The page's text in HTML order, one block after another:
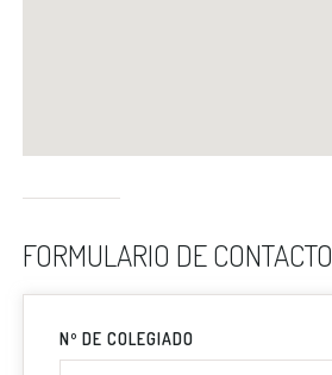
FORMULARIO DE CONTACTO
Nº DE COLEGIADO